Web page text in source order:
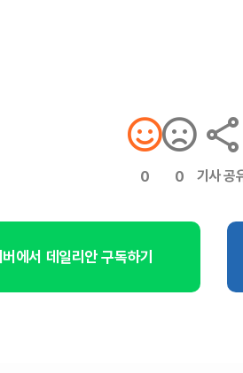
0 0 기사 공
에서 데일리안 구독하기